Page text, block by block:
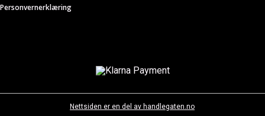
Personvernerklæring
Nettsiden er en del av handlegaten.no